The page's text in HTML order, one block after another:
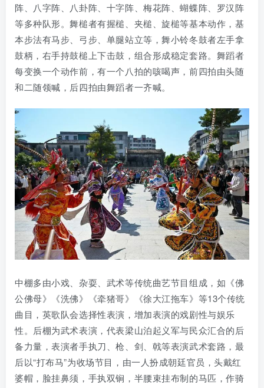
阵、八字阵、八卦阵、十字阵、梅花阵、蝴蝶阵、罗汉阵
等多种队形。舞槌者有握槌、夹槌、旋槌等基本动作，基
本步法有马步、弓步、单腿站立等，舞小铃冬鼓者左手拿
鼓柄，右手持鼓槌上下击鼓，组合形成稳定套路。舞蹈者
每变换一个动作前，有一个八拍的咳喝声，前四拍由头随
和二随领喊，后四拍由舞蹈者一齐喊。
中棚多由小戏、杂耍、武术等传统曲艺节目组成，如《佛
公佛母》《洗佛》《牵猪哥》《徐大江拖车》等13个传统
曲目，英歌队会选择性表演，增加表演的戏剧性与娱乐
性。后棚为武术表演，代表梁山泊起义军与民众汇合的后
备力量，表演者手执刀、枪、剑、戟等表演武术套路，最
后以“打布马”为收场节目，由一人扮成朝廷官员，头戴红
婆帽，脸挂鼻须，手执双锏，半腰束挂布制的马匹，作骑